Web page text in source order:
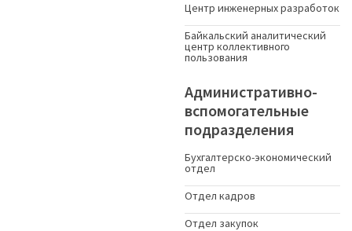
Центр инженерных разработок
Байкальский аналитический
центр коллективного
пользования
Административно-
вспомогательные
подразделения
Бухгалтерско-экономический
отдел
Отдел кадров
Отдел закупок